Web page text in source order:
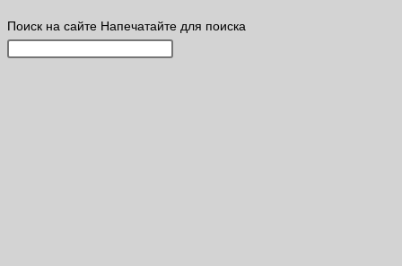
Поиск на сайте Напечатайте для поиска